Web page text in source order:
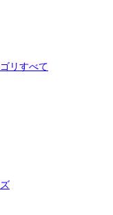
リすべて